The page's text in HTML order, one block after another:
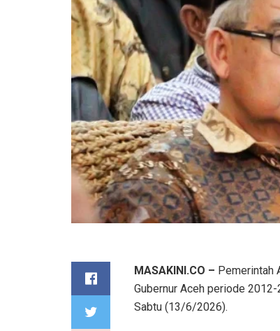
MASAKINI.CO – Pemerintah
Gubernur Aceh periode
Sabtu (13/6/2026).